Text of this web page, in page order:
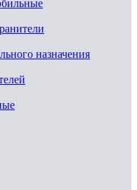
назначения